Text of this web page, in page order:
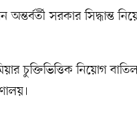
সরকার সিদ্ধান্ত
চুক্তিভিত্তিক নিয়োগ